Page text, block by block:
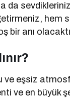
da
hem
bir anı
ve eşsiz
ve en büyük